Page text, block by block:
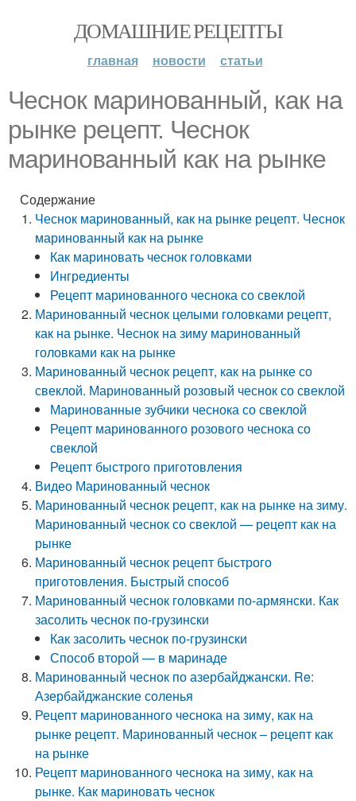
ДОМАШНИЕ РЕЦЕПТЫ
главная новости статьи
Чеснок маринованный, как на
рынке рецепт. Чеснок
маринованный как на рынке
Содержание
Чеснок маринованный, как на рынке рецепт. Чеснок
маринованный как на рынке
Как мариновать чеснок головками
Ингредиенты
Рецепт маринованного чеснока со свеклой
Маринованный чеснок целыми головками рецепт,
как на рынке. Чеснок на зиму маринованный
головками как на рынке
Маринованный чеснок рецепт, как на рынке со
свеклой. Маринованный розовый чеснок со свеклой
Маринованные зубчики чеснока со свеклой
Рецепт маринованного розового чеснока со
свеклой
Рецепт быстрого приготовления
Видео Маринованный чеснок
Маринованный чеснок рецепт, как на рынке на зиму.
Маринованный чеснок со свеклой — рецепт как на
рынке
Маринованный чеснок рецепт быстрого
приготовления. Быстрый способ
Маринованный чеснок головками по-армянски. Как
засолить чеснок по-грузински
Как засолить чеснок по-грузински
Способ второй — в маринаде
Маринованный чеснок по азербайджански. Re:
Азербайджанские соленья
Рецепт маринованного чеснока на зиму, как на
рынке рецепт. Маринованный чеснок – рецепт как
на рынке
Рецепт маринованного чеснока на зиму, как на
рынке. Как мариновать чеснок